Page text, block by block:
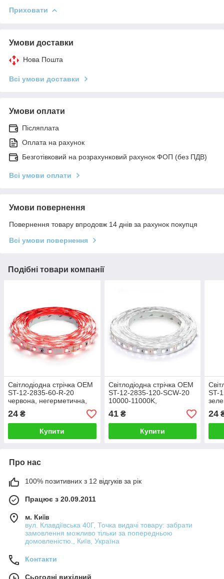
Приховати
Умови доставки
Нова Пошта
Всі умови доставки
Умови оплати
Післяплата
Оплата на рахунок
Безготівковий на розрахунковий рахунок ФОП (без ПДВ)
Всі умови оплати
Умови повернення
Повернення товару впродовж 14 днів за рахунок покупця
Всі умови повернення
Подібні товари компанії
Світлодіодна стрічка OEM
ST-12-2835-60-R-20
червона, негерметична,
1м
24 ₴
Купити
Світлодіодна стрічка OEM
ST-12-2835-120-SCW-20
10000-11000K,
негерметична, 1м
41₴
Купити
ST-
24
Про нас
100% позитивних з 12 відгуків за рік
Працює з 20.09.2011
м. Київ
вул. Клавдіївська 40Г, Точка видачі товару: забрати
замовлення можливо тільки за попередньою
домовленістю., Київ, Україна
Контакти
Сьогодні вихідний